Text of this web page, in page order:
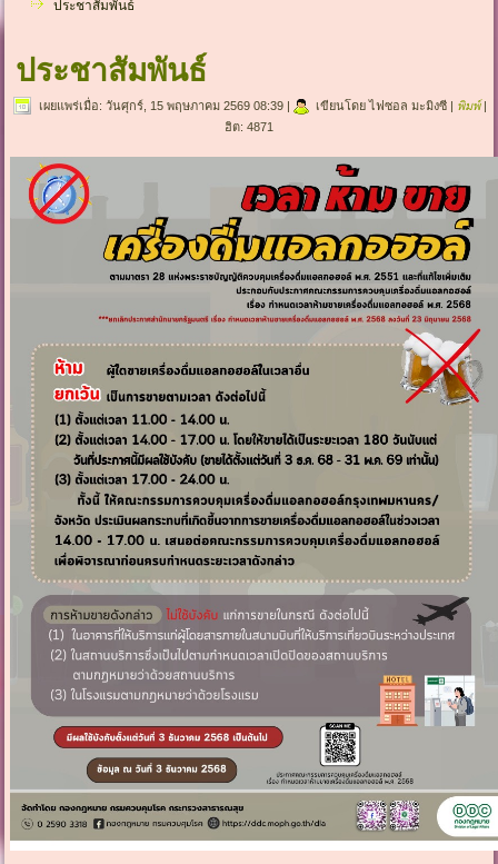
ประชาสัมพันธ์
ประชาสัมพันธ์
เผยแพร่เมื่อ: วันศุกร์, 15 พฤษภาคม 2569 08:39| เขียนโดย ไฟซอล มะมิงซี| พิมพ์ |
ฮิต: 4871